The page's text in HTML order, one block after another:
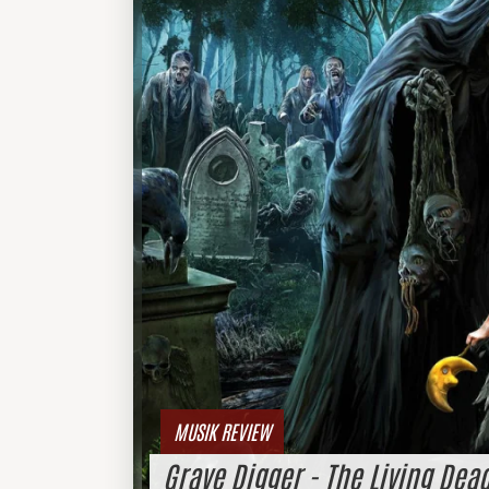
MUSIK REVIEW
Grave Digger - The Living